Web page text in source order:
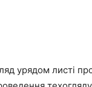
урядом листі